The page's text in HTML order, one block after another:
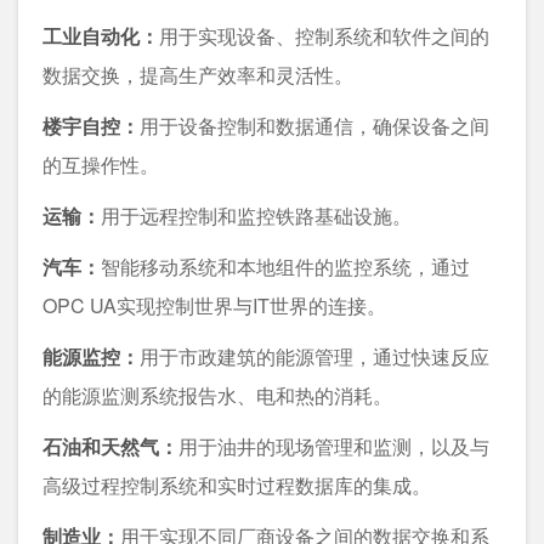
工业自动化： 用于实现设备、控制系统和软件之间的
数据交换，提高生产效率和灵活性。
楼宇自控： 用于设备控制和数据通信，确保设备之间
的互操作性。
运输： 用于远程控制和监控铁路基础设施。
汽车： 智能移动系统和本地组件的监控系统，通过
OPC UA实现控制世界与IT世界的连接。
能源监控： 用于市政建筑的能源管理，通过快速反应
的能源监测系统报告水、电和热的消耗。
石油和天然气： 用于油井的现场管理和监测，以及与
高级过程控制系统和实时过程数据库的集成。
制造业： 用于实现不同厂商设备之间的数据交换和系